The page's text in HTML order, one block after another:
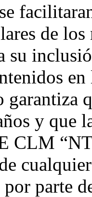
de
su
garantiza
y que
CLM
parte